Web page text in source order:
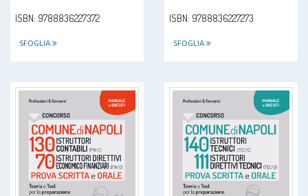
ISBN: 9788836227372
SFOGLIA
ISBN: 9788836227273
SFOGLIA